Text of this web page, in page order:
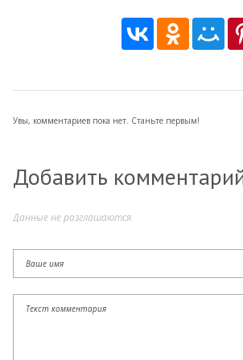
Увы, комментариев пока нет. Станьте первым!
Добавить
Данные не разглашаются